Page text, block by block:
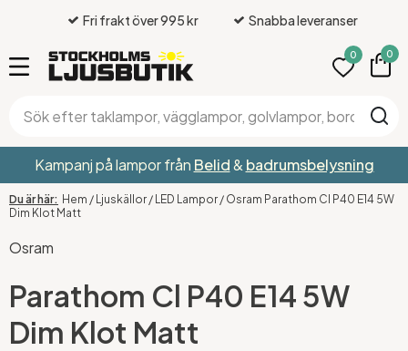
Fri frakt över 995 kr Snabba leveranser
0 0
Kampanj på lampor från Belid& badrumsbelysning
Hem / Ljuskällor / LED Lampor / Osram Parathom Cl P40 E14 5W
Dim Klot Matt
Osram
Parathom Cl P40 E14 5W
Dim Klot Matt